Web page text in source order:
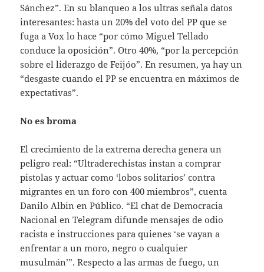
Sánchez”. En su blanqueo a los ultras señala datos
interesantes: hasta un 20% del voto del PP que se
fuga a Vox lo hace “por cómo Miguel Tellado
conduce la oposición”. Otro 40%, “por la percepción
sobre el liderazgo de Feijóo”. En resumen, ya hay un
“desgaste cuando el PP se encuentra en máximos de
expectativas”.
No es broma
El crecimiento de la extrema derecha genera un
peligro real: “Ultraderechistas instan a comprar
pistolas y actuar como ‘lobos solitarios’ contra
migrantes en un foro con 400 miembros”, cuenta
Danilo Albin en Público. “El chat de Democracia
Nacional en Telegram difunde mensajes de odio
racista e instrucciones para quienes ‘se vayan a
enfrentar a un moro, negro o cualquier
musulmán’”. Respecto a las armas de fuego, un